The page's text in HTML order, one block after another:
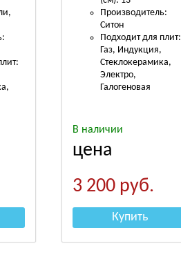
Производитель:
Ситон
Подходит для плит:
Газ, Индукция,
Стеклокерамика,
Электро,
Галогеновая
В наличии
цена
3 200 руб.
Купить